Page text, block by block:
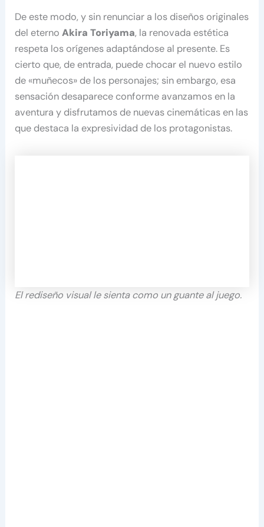
De este modo, y sin renunciar a los diseños originales
del eternoAkira Toriyama, la renovada estética
respeta los orígenes adaptándose al presente. Es
cierto que, de entrada, puede chocar el nuevo estilo
de «muñecos» de los personajes; sin embargo, esa
sensación desaparece conforme avanzamos en la
aventura y disfrutamos de nuevas cinemáticas en las
que destaca la expresividad de los protagonistas.
El rediseño visual le sienta como un guante al juego.